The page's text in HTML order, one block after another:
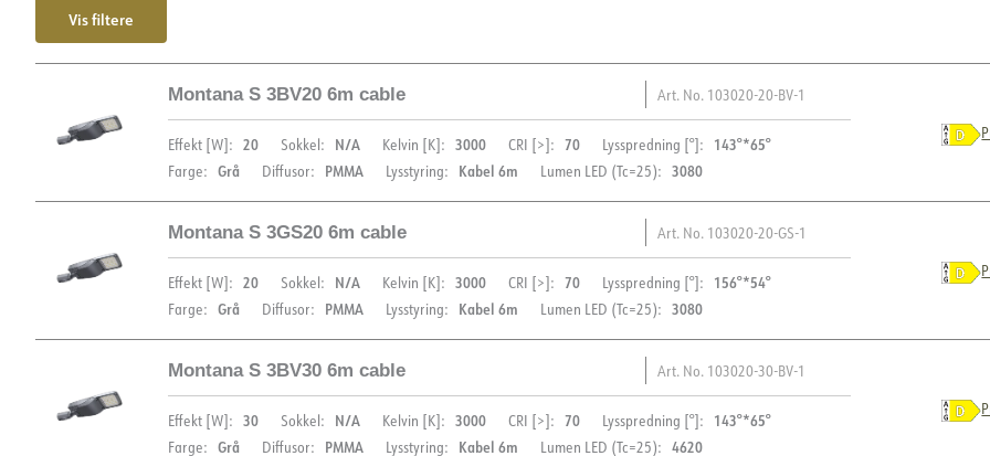
Vis filtere
Montana S 3BV20 6m cable Art. No. 103020-20-BV-1
Effekt [W]: 20 Sokkel: N/A Kelvin [K]: 3000 CRI [>]: 70 Lysspredning [°]: 143°*65°
Farge: Grå Diffusor: PMMA Lysstyring: Kabel 6m Lumen LED (Tc=25): 3080
DIMENSJONER BESKRIVELSE
det elektriske rommet
som det reduserer
aerodynamiske designet
optimaliserer
IP-grad
Montana S 3GS20 6m cable Art. No. 103020-20-GS-1
Effekt [W]: 20 Sokkel: N/A Kelvin [K]: 3000 CRI [>]: 70 Lysspredning [°]: 156°*54°
Farge: Grå Diffusor: PMMA Lysstyring: Kabel 6m Lumen LED (Tc=25): 3080
DIMENSJONER BESKRIVELSE
Montana S 3BV30 6m cable Art. No. 103020-30-BV-1
Effekt [W]: 30 Sokkel: N/A Kelvin [K]: 3000 CRI [>]: 70 Lysspredning [°]: 143°*65°
Farge: Grå Diffusor: PMMA Lysstyring: Kabel 6m Lumen LED (Tc=25): 4620